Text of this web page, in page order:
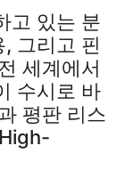
고 있는 분
그리고 핀
세계에서
수시로 바
평판 리스